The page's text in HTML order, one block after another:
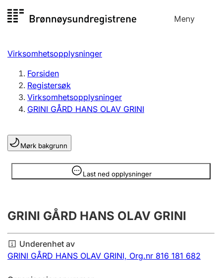
til
Meny
Registersøk
Aksjeselskap
Enkeltpersonforetak
Registrere, endre, slette
Lag og forening
Registrere, endre, slette
Årsregnskap
Innsending og forsinkelsesgebyr
Virksomhetsopplysninger
Forsiden
Registersøk
Virksomhetsopplysninger
GRINI GÅRD HANS OLAV GRINI
Mørk bakgrunn
Last ned opplysninger
Opplysninger er skjult
GRINI GÅRD HANS OLAV GRINI
Underenhet av
GRINI GÅRD HANS OLAV GRINI, Org.nr 816 181 682